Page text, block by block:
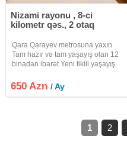
Nizami rayonu , 8-ci
kilometr qəs., 2 otaq
Qara Qarayev metrosuna yaxın .
Tam hazır və tam yaşayış olan 12
binadan ibarət Yeni tikili yaşayış
otaqlıya düzəlmə mənzil kirayə
verilir . 17/14 . Ümumi sahəsi 55
650 Azn/ Ay
1 2